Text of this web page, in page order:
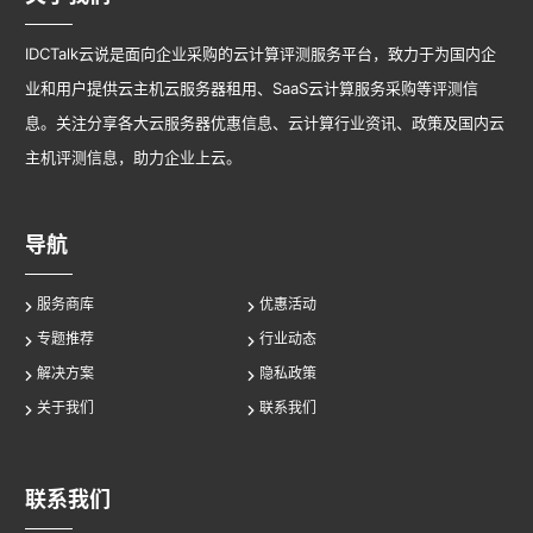
IDCTalk云说是面向企业采购的云计算评测服务平台，致力于为国内企
业和用户提供云主机云服务器租用、SaaS云计算服务采购等评测信
息。关注分享各大云服务器优惠信息、云计算行业资讯、政策及国内云
主机评测信息，助力企业上云。
导航
服务商库
优惠活动
专题推荐
行业动态
解决方案
隐私政策
关于我们
联系我们
联系我们